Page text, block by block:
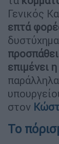
Γενικός
επτά
επιμένει
στον
Το